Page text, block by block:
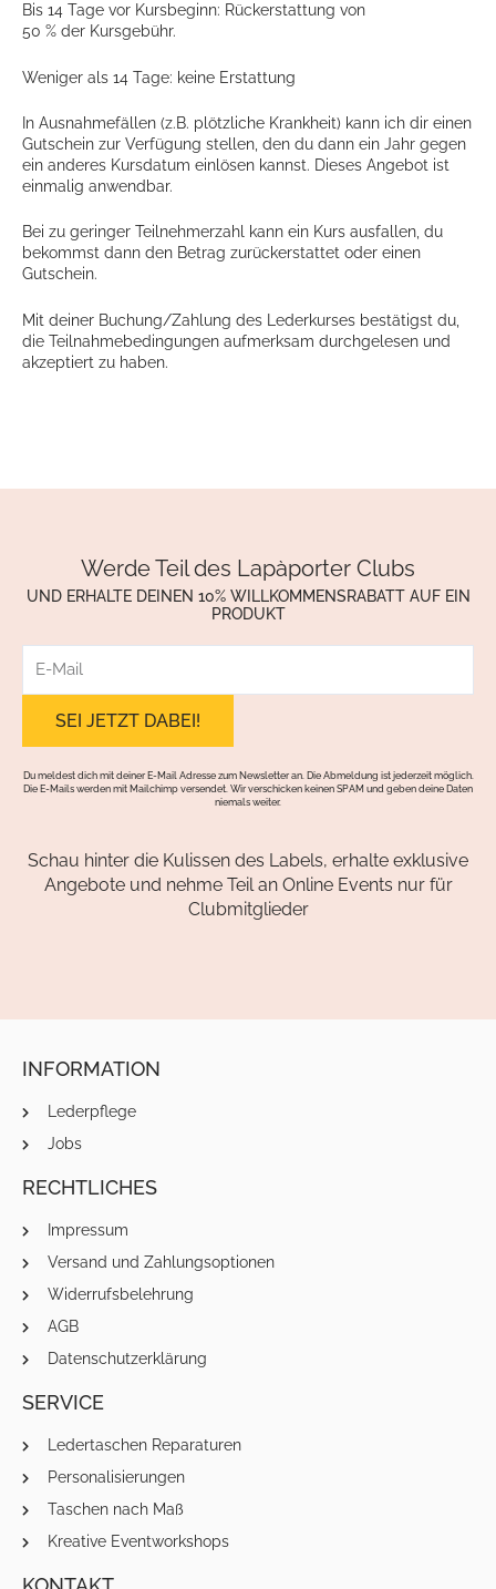
Bis 14 Tage vor Kursbeginn: Rückerstattung von
50 % der Kursgebühr.
Weniger als 14 Tage: keine Erstattung
In Ausnahmefällen (z.B. plötzliche Krankheit) kann ich dir einen
Gutschein zur Verfügung stellen, den du dann ein Jahr gegen
ein anderes Kursdatum einlösen kannst. Dieses Angebot ist
einmalig anwendbar.
Bei zu geringer Teilnehmerzahl kann ein Kurs ausfallen, du
bekommst dann den Betrag zurückerstattet oder einen
Gutschein.
Mit deiner Buchung/Zahlung des Lederkurses bestätigst du,
die Teilnahmebedingungen aufmerksam durchgelesen und
akzeptiert zu haben.
Werde Teil des Lapàporter Clubs
UND ERHALTE DEINEN 10% WILLKOMMENSRABATT AUF EIN
PRODUKT
Mail
Du meldest dich mit deiner E-Mail Adresse zum Newsletter an. Die Abmeldung ist jederzeit möglich.
Die E-Mails werden mit Mailchimp versendet. Wir verschicken keinen SPAM und geben deine Daten
niemals weiter.
Schau hinter die Kulissen des Labels, erhalte exklusive
Angebote und nehme Teil an Online Events nur für
Clubmitglieder
INFORMATION
Lederpflege
Jobs
RECHTLICHES
Impressum
Versand und Zahlungsoptionen
Widerrufsbelehrung
AGB
Datenschutzerklärung
SERVICE
Ledertaschen Reparaturen
Personalisierungen
Taschen nach Maß
Kreative Eventworkshops